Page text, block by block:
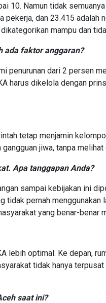
10. Namun tidak
dan 23.415 adalah
mampu dan
ada faktor anggaran?
penurunan dari 2 persen
harus dikelola dengan
tetap menjamin
jiwa, tanpa
Apa tanggapan Anda?
sampai kebijakan ini
tidak pernah menggunakan
yang benar-benar
lebih optimal. Ke depan,
tidak hanya
saat ini?